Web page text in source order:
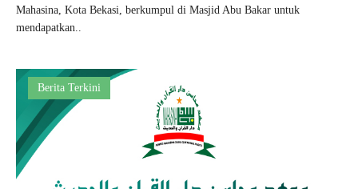
Mahasina, Kota Bekasi, berkumpul di Masjid Abu Bakar untuk
mendapatkan..
Berita Terkini